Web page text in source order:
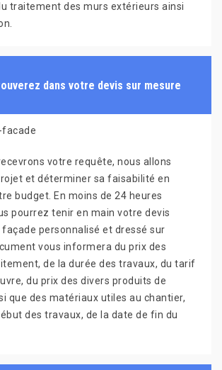
traitement des murs extérieurs ainsi
dans votre devis sur mesure
votre requête, nous allons
et déterminer sa faisabilité en
budget. En moins de 24 heures
pourrez tenir en main votre devis
personnalisé et dressé sur
vous informera du prix des
de la durée des travaux, du tarif
du prix des divers produits de
que des matériaux utiles au chantier,
des travaux, de la date de fin du